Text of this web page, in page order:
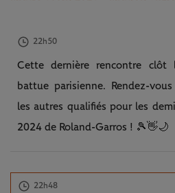
22h50
Cette dernière rencontre
battue parisienne. Rendez-
les autres qualifiés pour les
2024 de Roland-Garros ! 🎾👋🌙
22h48